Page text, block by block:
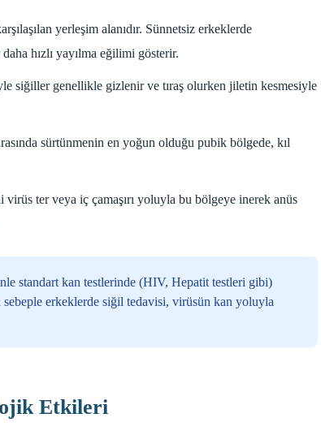
yerleşim alanıdır. Sünnetsiz erkeklerde
hızlı yayılma eğilimi gösterir.
siğiller genellikle gizlenir ve tıraş olurken jiletin kesmesiyle
sürtünmenin en yoğun olduğu pubik bölgede, kıl
ter veya iç çamaşırı yoluyla bu bölgeye inerek anüs
standart kan testlerinde (HIV, Hepatit testleri gibi)
erkeklerde siğil tedavisi, virüsün kan yoluyla
Etkileri